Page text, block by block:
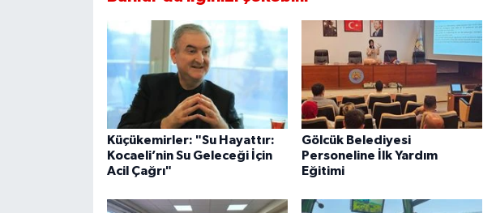
Küçükemirler: "Su Hayattır:
Kocaeli’nin Su Geleceği İçin
Acil Çağrı"
Gölcük Belediyesi
Personeline İlk Yardım
Eğitimi